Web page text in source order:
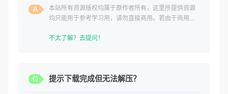
本站所有资源版权均属于原作者所有，这里所提供资源
均只能用于参考学习用，请勿直接商用。若由于商用引
不太了解？去提问！
提示下载完成但无法解压？